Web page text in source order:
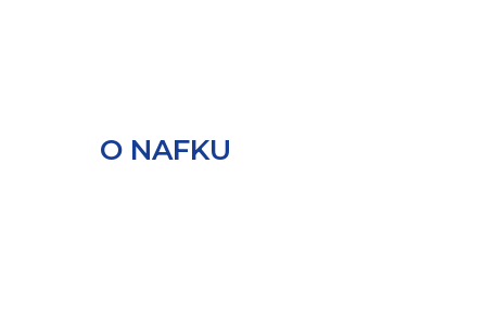
О NAFKU